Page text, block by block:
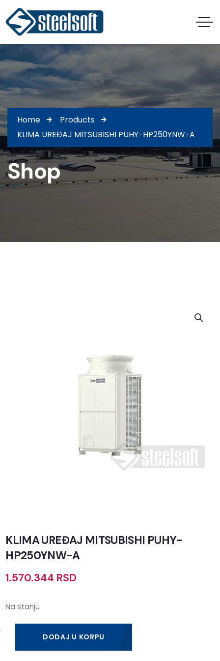
Home
Products
KLIMA UREĐAJ MITSUBISHI PUHY-HP250YNW-A
Shop
KLIMA UREĐAJ MITSUBISHI PUHY-
HP250YNW-A
1.570.344 RSD
Na stanju
DODAJ U KORPU